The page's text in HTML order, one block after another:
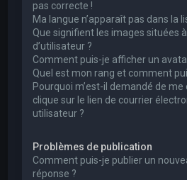
pas correcte !
Ma langue n’apparaît pas dans la
Que signifient les images situées
d’utilisateur ?
Comment puis-je afficher un
Quel est mon rang et comment
Pourquoi m’est-il demandé de
clique sur le lien de courrier
utilisateur ?
Problèmes de publication
Comment puis-je publier un
réponse ?